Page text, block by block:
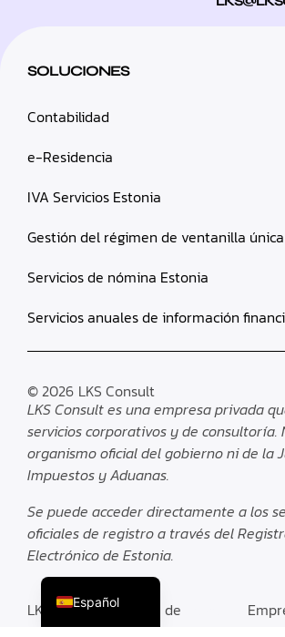
SOLUCIONES
Contabilidad
e-Residencia
IVA Servicios Estonia
Gestión del régimen de ventanilla única
Servicios de nómina Estonia
Servicios anuales de información
© 2026 LKS Consult
LKS Consult es una empresa privada
servicios corporativos y de consultoría.
organismo oficial del gobierno ni de la
Impuestos y Aduanas.
Se puede acceder directamente a los
oficiales de registro a través del
Electrónico de Estonia.
LKS Consult es parte de
Español
Русский